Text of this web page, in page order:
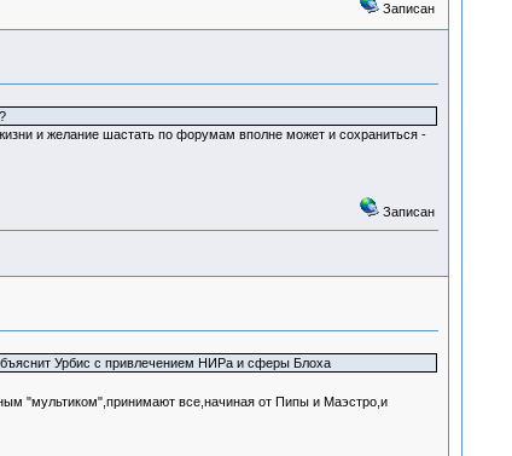
Записан
и желание шастать по форумам вполне может и сохраниться -
Записан
Урбис с привлечением НИРа и сферы Блоха
"мультиком",принимают все,начиная от Пипы и Маэстро,и